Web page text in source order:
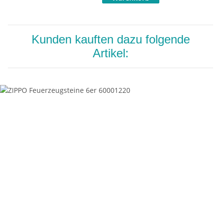
Kunden kauften dazu folgende
Artikel: